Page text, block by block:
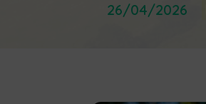
26/04/2026